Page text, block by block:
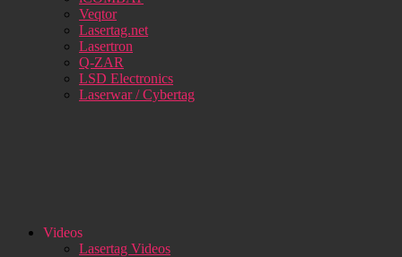
Veqtor
Lasertag.net
Lasertron
Q-ZAR
LSD Electronics
Laserwar / Cybertag
Videos
Lasertag Videos